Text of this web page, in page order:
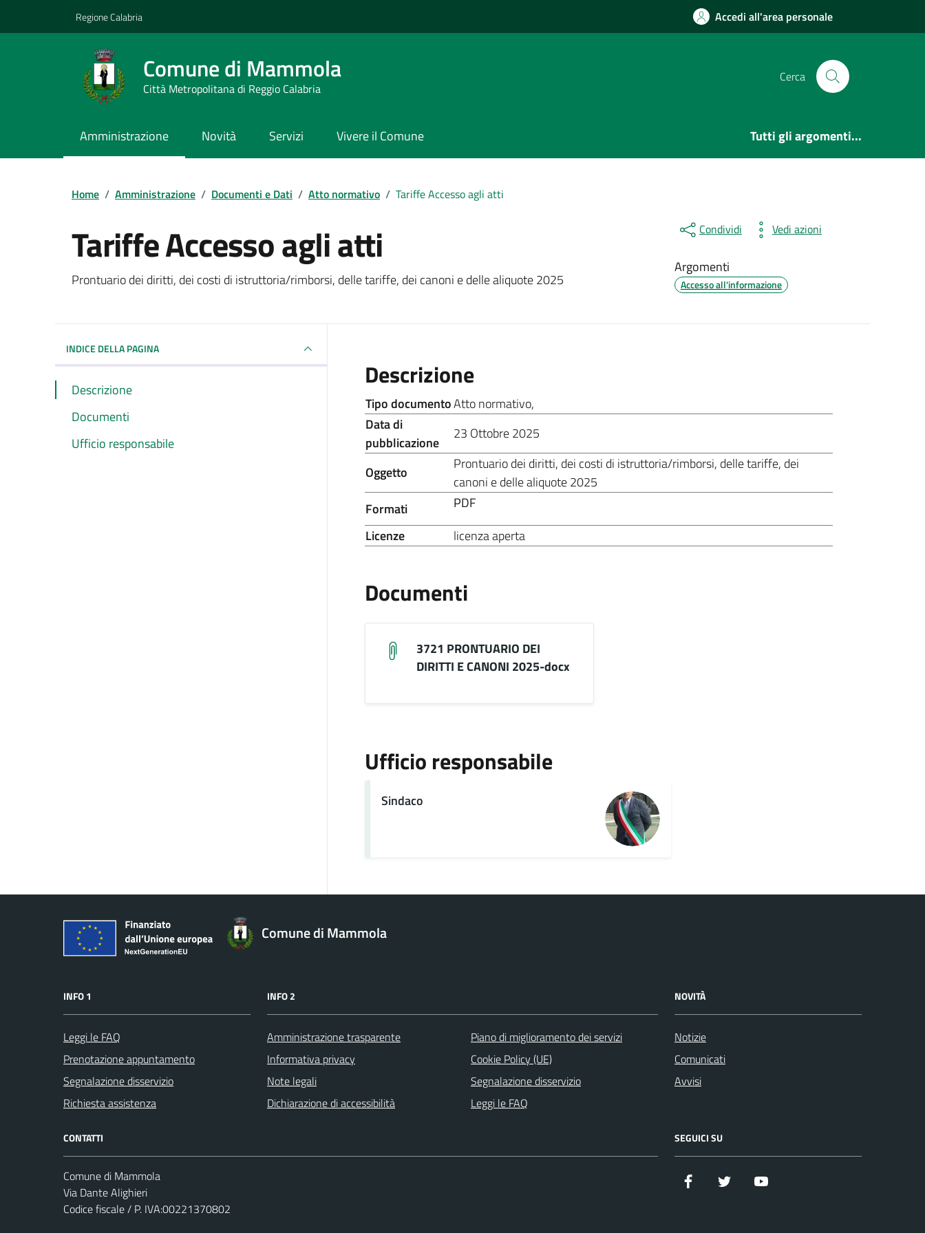
Regione Calabria Accedi all'area personale
Comune di Mammola
Città Metropolitana di Reggio Calabria
Cerca
Amministrazione Novità Servizi Vivere il Comune Tutti gli argomenti...
Home / Amministrazione / Documenti e Dati / Atto normativo / Tariffe Accesso agli atti
Tariffe Accesso agli atti
Dettagli del documento
Prontuario dei diritti, dei costi di istruttoria/rimborsi, delle tariffe, dei canoni e delle aliquote 2025
Condividi Vedi azioni
Argomenti
Accesso all'informazione
INDICE DELLA PAGINA
Descrizione
Documenti
Ufficio responsabile
Descrizione
Tipo documentoAtto normativo,
Data di
pubblicazione
23 Ottobre 2025
Oggetto
Prontuario dei diritti, dei costi di istruttoria/rimborsi, delle tariffe, dei
canoni e delle aliquote 2025
Formati
PDF
Licenze
licenza aperta
Documenti
3721 PRONTUARIO DEI
DIRITTI E CANONI 2025-docx
Ufficio responsabile
Sindaco
Comune di Mammola
INFO 1
Leggi le FAQ
Prenotazione appuntamento
Segnalazione disservizio
Richiesta assistenza
INFO 2
Amministrazione trasparente
Informativa privacy
Note legali
Dichiarazione di accessibilità
Piano di miglioramento dei servizi
Cookie Policy (UE)
Segnalazione disservizio
Leggi le FAQ
NOVITÀ
Notizie
Comunicati
Avvisi
CONTATTI
Comune di Mammola
Via Dante Alighieri
Codice fiscale / P. IVA:00221370802
SEGUICI SU
Facebook Twitter